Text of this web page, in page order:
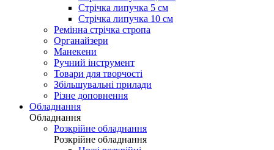
Стрічка липучка 5 см
Стрічка липучка 10 см
Ремінна стрічка стропа
Органайзери
Манекени
Ручний інструмент
Товари для творчості
Збільшувальні прилади
Різне доповнення
Обладнання
Обладнання
Розкрійне обладнання
Розкрійне обладнання